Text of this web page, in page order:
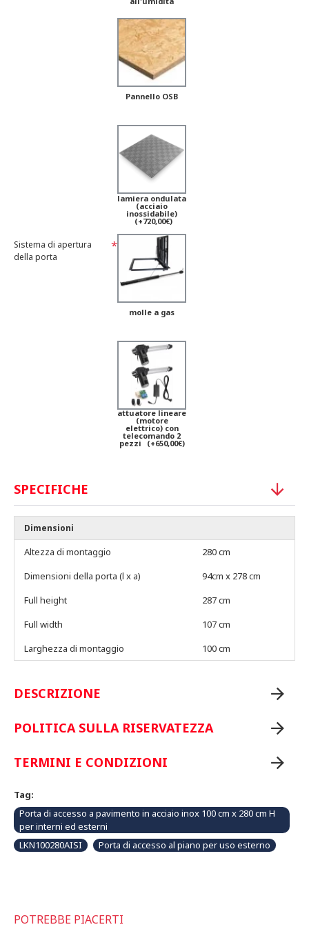
Pannello OSB
lamiera ondulata
(acciaio
inossidabile)
(+720,00€)
Sistema di apertura
della porta
molle a gas
attuatore lineare
(motore
elettrico) con
telecomando 2
pezzi (+650,00€)
SPECIFICHE
Dimensioni
Altezza di montaggio
280 cm
Dimensioni della porta (l x a)
94cm x 278 cm
Full height
287 cm
Full width
107 cm
Larghezza di montaggio
100 cm
DESCRIZIONE
POLITICA SULLA RISERVATEZZA
TERMINI E CONDIZIONI
Tag:
Porta di accesso a pavimento in acciaio inox 100 cm x 280 cm H
per interni ed esterni
LKN100280AISI
Porta di accesso al piano per uso esterno
POTREBBE PIACERTI